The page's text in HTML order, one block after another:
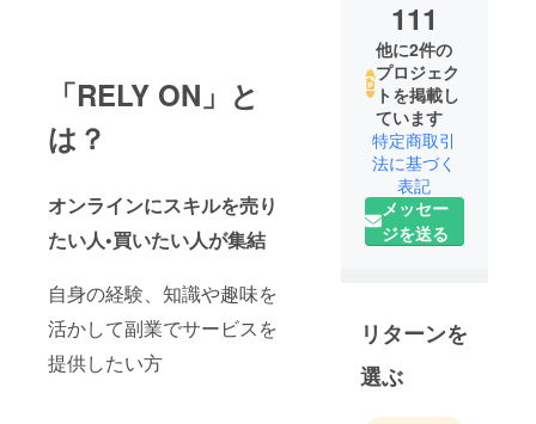
「RELY ON」と
は？
オンラインにスキルを売り
たい人•買いたい人が集結
自身の経験、知識や趣味を
活かして副業でサービスを
提供したい方
111
他に2件の
プロジェク
トを掲載し
ています
特定商取引
法に基づく
表記
メッセー
ジを送る
リターンを
選ぶ